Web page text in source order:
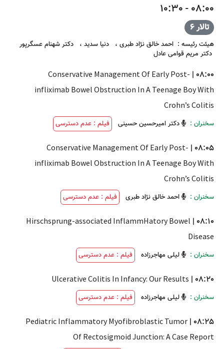
08:00 - 10:30
تالار 6
هیئت رئیسه : احمد خالق نژاد طبری ، دنیا سدید ،
دکتر شهنام عسگرپور
دکتر مریم قوامی عادل
08:00
|
Conservative Management Of Early Post-
infliximab Bowel Obstruction In A Teenage Boy With
Crohn’s Colitis
سخنران :
دکتر امیرحسین حسینی فیلم : عدم دسترسی
08:05
|
Conservative Management Of Early Post-
infliximab Bowel Obstruction In A Teenage Boy With
Crohn’s Colitis
سخنران :
احمد خالق نژاد طبری فیلم : عدم دسترسی
08:10
|
Hirschsprung-associated InflammHatory Bowel
Disease
سخنران :
لیلی مهاجرزاده فیلم : عدم دسترسی
08:20
|
Ulcerative Colitis In Infancy: Our Results
سخنران :
لیلی مهاجرزاده فیلم : عدم دسترسی
08:25
|
Pediatric Inflammatory Myofibroblastic Tumor
Of Rectosigmoid Junction: A Case Report